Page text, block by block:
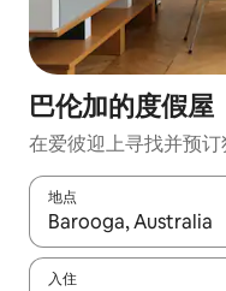
巴伦加的度假屋
在爱彼迎上寻找并预
地点
如有搜索结果，请使用
入住